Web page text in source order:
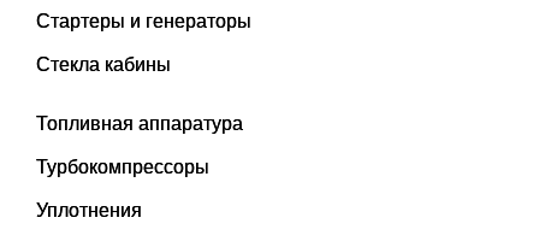
Стартеры и генераторы
Стекла кабины
Топливная аппаратура
Турбокомпрессоры
Уплотнения